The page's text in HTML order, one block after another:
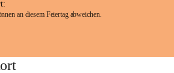
an diesem Feiertag abweichen.